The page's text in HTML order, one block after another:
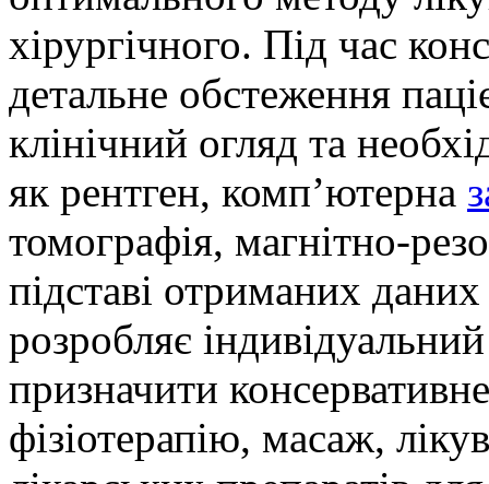
хірургічного. Під час
детальне обстеження
клінічний огляд та
як рентген, комп’ютерна
томографія, магнітно-
підставі отриманих
розробляє
призначити
фізіотерапію, масаж,